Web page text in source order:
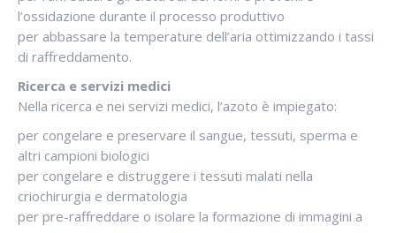
l’ossidazione durante il processo produttivo
per abbassare la temperature dell’aria ottimizzando i tassi
di raffreddamento.
Ricerca e servizi medici
Nella ricerca e nei servizi medici, l’azoto è impiegato:
per congelare e preservare il sangue, tessuti, sperma e
altri campioni biologici
per congelare e distruggere i tessuti malati nella
criochirurgia e dermatologia
per pre-raffreddare o isolare la formazione di immagini a